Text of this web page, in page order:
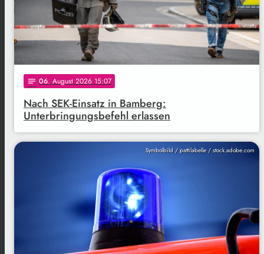
notes 06. August 2026 15:07
Nach SEK-Einsatz in Bamberg:
Unterbringungsbefehl erlassen
Symbolbild / pattilabelle / stock.adobe.com